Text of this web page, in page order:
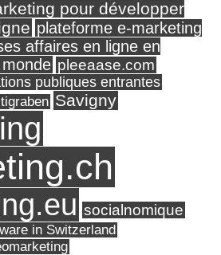
pour développer
plateforme e-marketing
affaires en ligne en
pleeaase.com
publiques entrantes
Savigny
socialnomique
in Switzerland